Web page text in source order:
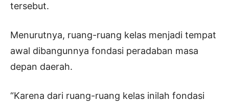
tersebut.
Menurutnya, ruang-ruang kelas menjadi tempat
awal dibangunnya fondasi peradaban masa
depan daerah.
“Karena dari ruang-ruang kelas inilah fondasi